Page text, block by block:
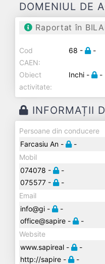
DOMENIUL DE
Raportat în
Cod
CAEN:
68 - -
Obiect
activitate:
Inchi - -
INFORMAȚII
Persoane din conducere
Farcasiu An -
-
Mobil
074078 -
-
075577 -
-
Email
info@gi -
-
office@sapire -
-
Website
www.sapireal -
-
http://sapire -
-